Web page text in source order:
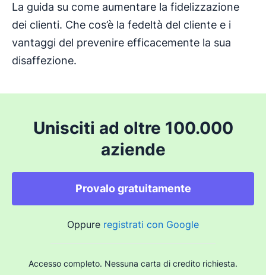
La guida su come aumentare la fidelizzazione
dei clienti. Che cos’è la fedeltà del cliente e i
vantaggi del prevenire efficacemente la sua
disaffezione.
Unisciti ad oltre 100.000
aziende
Provalo gratuitamente
Oppure registrati con Google
Accesso completo. Nessuna carta di credito richiesta.